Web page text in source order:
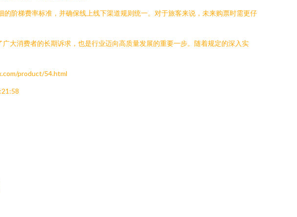
阶梯费率标准，并确保线上线下渠道规则统一。对于旅客来说，未来购票时需更仔
大消费者的长期诉求，也是行业迈向高质量发展的重要一步。随着规定的深入实
product/54.html